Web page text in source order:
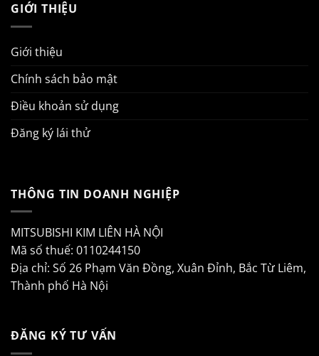
GIỚI THIỆU
Giới thiệu
Chính sách bảo mật
Điều khoản sử dụng
Đăng ký lái thử
THÔNG TIN DOANH NGHIỆP
MITSUBISHI KIM LIÊN HÀ NỘI
Mã số thuế: 0110244150
Địa chỉ: Số 26 Phạm Văn Đồng, Xuân Đỉnh, Bắc Từ Liêm,
Thành phố Hà Nội
ĐĂNG KÝ TƯ VẤN